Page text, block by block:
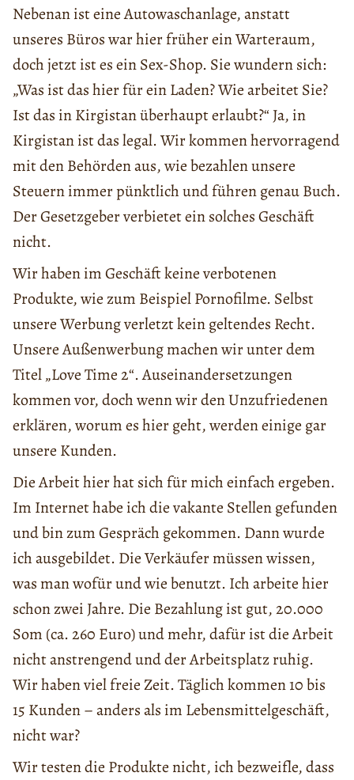
Nebenan ist eine Autowaschanlage, anstatt
unseres Büros war hier früher ein Warteraum,
doch jetzt ist es ein Sex-Shop. Sie wundern sich:
„Was ist das hier für ein Laden? Wie arbeitet Sie?
Ist das in Kirgistan überhaupt erlaubt?“ Ja, in
Kirgistan ist das legal. Wir kommen hervorragend
mit den Behörden aus, wie bezahlen unsere
Steuern immer pünktlich und führen genau Buch.
Der Gesetzgeber verbietet ein solches Geschäft
nicht.
Wir haben im Geschäft keine verbotenen
Produkte, wie zum Beispiel Pornofilme. Selbst
unsere Werbung verletzt kein geltendes Recht.
Unsere Außenwerbung machen wir unter dem
Titel „Love Time 2“. Auseinandersetzungen
kommen vor, doch wenn wir den Unzufriedenen
erklären, worum es hier geht, werden einige gar
unsere Kunden.
Die Arbeit hier hat sich für mich einfach ergeben.
Im Internet habe ich die vakante Stellen gefunden
und bin zum Gespräch gekommen. Dann wurde
ich ausgebildet. Die Verkäufer müssen wissen,
was man wofür und wie benutzt. Ich arbeite hier
schon zwei Jahre. Die Bezahlung ist gut, 20.000
Som (ca. 260 Euro) und mehr, dafür ist die Arbeit
nicht anstrengend und der Arbeitsplatz ruhig.
Wir haben viel freie Zeit. Täglich kommen 10 bis
15 Kunden – anders als im Lebensmittelgeschäft,
nicht war?
Wir testen die Produkte nicht, ich bezweifle, dass